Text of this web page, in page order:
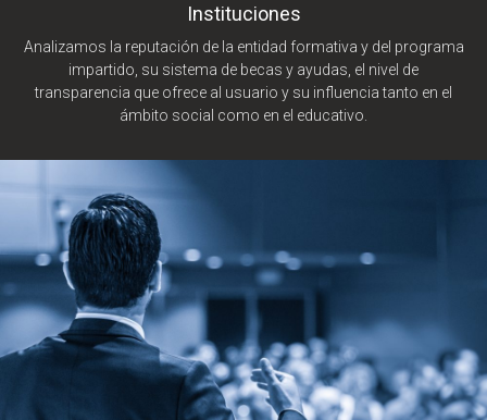
Instituciones
Analizamos la reputación de la entidad formativa y del programa
impartido, su sistema de becas y ayudas, el nivel de
transparencia que ofrece al usuario y su influencia tanto en el
ámbito social como en el educativo.